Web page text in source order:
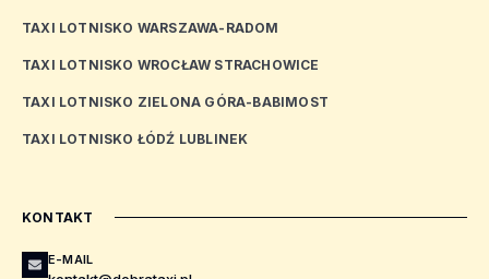
TAXI LOTNISKO WARSZAWA-RADOM
TAXI LOTNISKO WROCŁAW STRACHOWICE
TAXI LOTNISKO ZIELONA GÓRA-BABIMOST
TAXI LOTNISKO ŁÓDŹ LUBLINEK
KONTAKT
E-MAIL